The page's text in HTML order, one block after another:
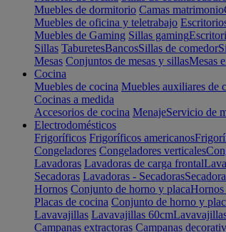
Muebles de dormitorio Camas matrimonio
Muebles de oficina y teletrabajo
Muebles de Gaming Sillas gaming
Sillas TaburetesBancosSillas de comedor
Mesas Conjuntos de mesas y sillasMesas
Cocina
Muebles de cocina Muebles auxiliares de
Cocinas a medida
Accesorios de cocina MenajeServicio de
Electrodomésticos
Frigoríficos Frigoríficos americanos
Congeladores Congeladores verticales
Lavadoras Lavadoras de carga frontal
Secadoras Lavadoras - Secadoras
Hornos Conjunto de horno y placaHornos
Placas de cocina Conjunto de horno y
Lavavajillas Lavavajillas 60cm
Campanas extractoras Campanas